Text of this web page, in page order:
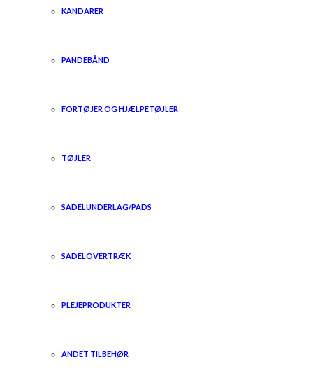
KANDARER
PANDEBÅND
FORTØJER OG HJÆLPETØJLER
TØJLER
SADELUNDERLAG/PADS
SADELOVERTRÆK
PLEJEPRODUKTER
ANDET TILBEHØR